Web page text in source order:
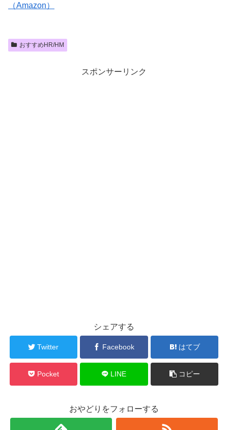
（Amazon）
おすすめHR/HM
スポンサーリンク
シェアする
Twitter Facebook はてブ
Pocket LINE コピー
おやどりをフォローする